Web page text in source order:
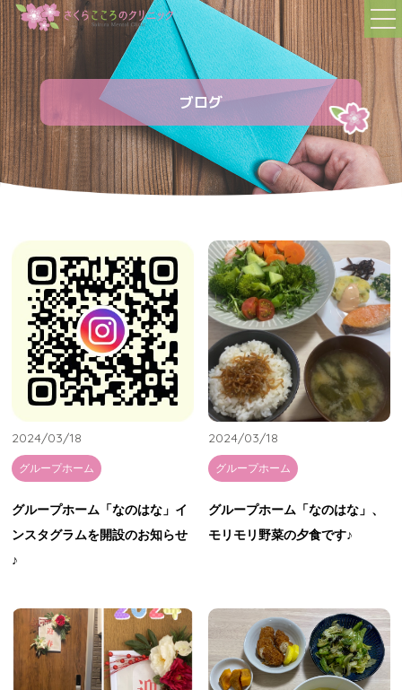
ブログ
TOP
トップページ
FIRST
初めての方へ
STAFF
MENU
診療内容
FAQ
よくある質問
NEWS
お知らせ
2024/03/18
グループホーム
グループホーム「なのはな」イ
ンスタグラムを開設のお知らせ
♪
2024/03/18
グループホーム
グループホーム「なのはな」、
モリモリ野菜の夕食です♪